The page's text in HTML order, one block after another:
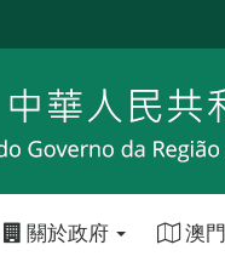
關於政府 澳